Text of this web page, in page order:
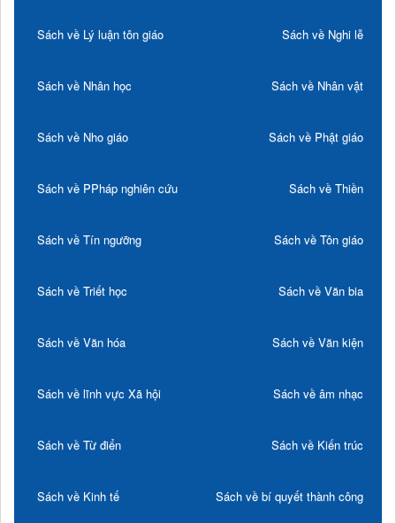
Sách về Lý luận tôn giáo Sách về Nghi lễ
Sách về Nhân học Sách về Nhân vật
Sách về Nho giáo Sách về Phật giáo
Sách về PPháp nghiên cứu Sách về Thiền
Sách về Tín ngưỡng Sách về Tôn giáo
Sách về Triết học Sách về Văn bia
Sách về Văn hóa Sách về Văn kiện
Sách về lĩnh vực Xã hội Sách về âm nhạc
Sách về Từ điển Sách về Kiến trúc
Sách về Kinh tế Sách về bí quyết thành công